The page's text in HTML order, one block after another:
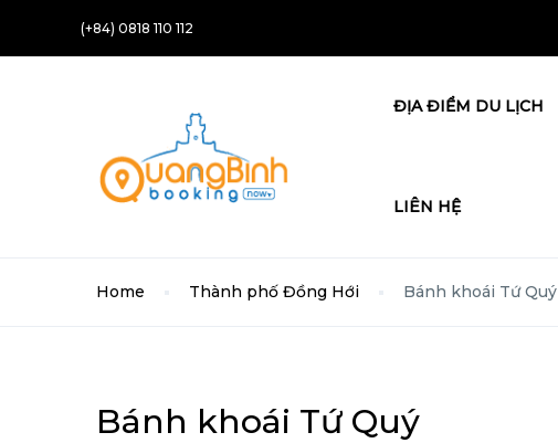
(+84) 0818 110 112
ĐỊA ĐIỂM DU LỊCH
LIÊN HỆ
Home Thành phố Đồng Hới Bánh khoái Tứ Quý
Bánh khoái Tứ Quý